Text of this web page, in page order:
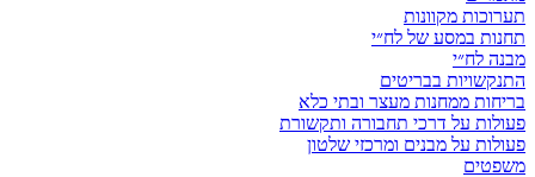
תערוכות מקוונות
תחנות במסע של לח״י
מבנה לח״י
התנקשויות בבריטים
בריחות ממחנות מעצר ובתי כלא
פעולות על דרכי תחבורה ותקשורת
פעולות על מבנים ומרכזי שלטון
משפטים